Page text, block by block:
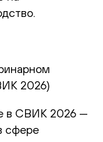
2026)
в СВИК 2026 —
сфере